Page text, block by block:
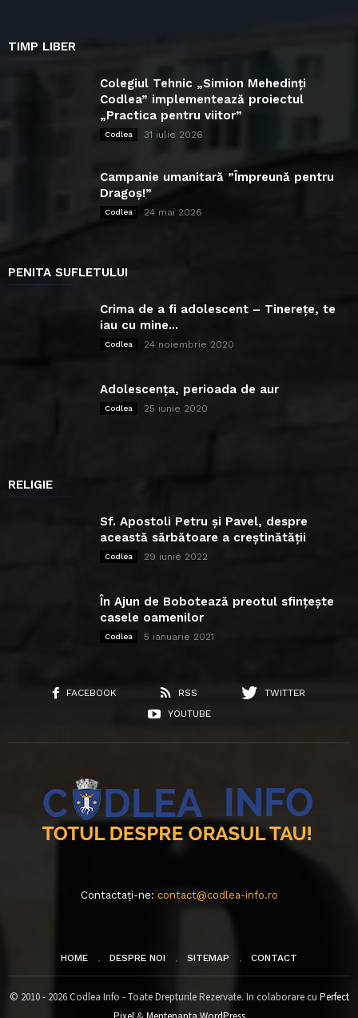
TIMP LIBER
Colegiul Tehnic „Simion Mehedinți
Codlea” implementează proiectul
„Practica pentru viitor”
Codlea 31 iulie 2026
Campanie umanitară ”Împreună pentru
Dragoș!”
Codlea 24 mai 2026
PENITA SUFLETULUI
Crima de a fi adolescent – Tinerețe, te
iau cu mine...
Codlea 24 noiembrie 2020
Adolescența, perioada de aur
Codlea 25 iunie 2020
RELIGIE
Sf. Apostoli Petru și Pavel, despre
această sărbătoare a creștinătății
Codlea 29 iunie 2022
În Ajun de Bobotează preotul sfințește
casele oamenilor
Codlea 5 ianuarie 2021
FACEBOOK RSS
TWITTER
YOUTUBE
Contactați-ne: contact@codlea-info.ro
HOME DESPRE NOI SITEMAP CONTACT
© 2010 - 2026 Codlea Info - Toate Drepturile Rezervate. In colaborare cu Perfect